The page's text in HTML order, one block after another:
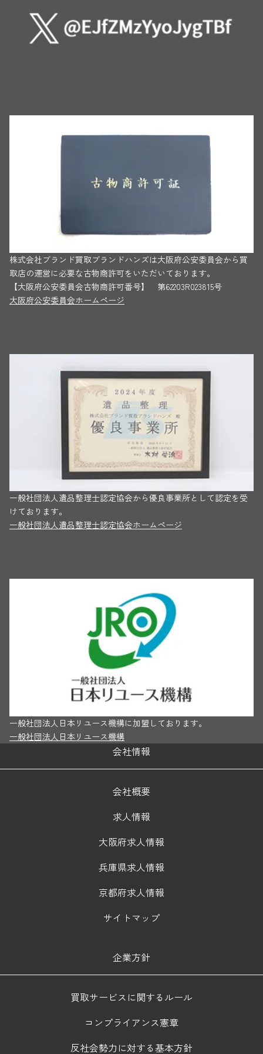
株式会社ブランド買取ブランドハンズは大阪府公安委員会から買
取店の運営に必要な古物商許可をいただいております。
【大阪府公安委員会古物商許可番号】 第62203R023815号
大阪府公安委員会ホームページ
一般社団法人遺品整理士認定協会から優良事業所として認定を受
けております。
一般社団法人遺品整理士認定協会ホームページ
一般社団法人日本リユース機構に加盟しております。
一般社団法人日本リユース機構
会社情報
会社概要
求人情報
大阪府求人情報
兵庫県求人情報
京都府求人情報
サイトマップ
企業方針
買取サービスに関するルール
コンプライアンス憲章
反社会勢力に対する基本方針